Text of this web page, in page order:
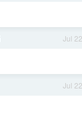
Jul 22
Jul 22